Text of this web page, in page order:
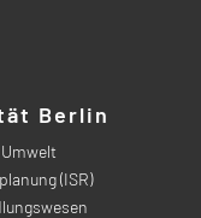
Berlin
(ISR)